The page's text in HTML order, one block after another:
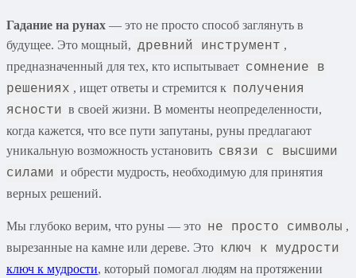
Гадание на рунах — это не просто способ заглянуть в
будущее. Это мощный, древний инструмент ,
предназначенный для тех, кто испытывает сомнение в
решениях , ищет ответы и стремится к получения
ясности в своей жизни. В моменты неопределенности,
когда кажется, что все пути запутаны, руны предлагают
уникальную возможность установить связи с высшими
силами и обрести мудрость, необходимую для принятия
верных решений.
Мы глубоко верим, что руны — это не просто символы ,
вырезанные на камне или дереве. Это ключ к мудрости
ключ к мудрости, который помогал людям на протяжении